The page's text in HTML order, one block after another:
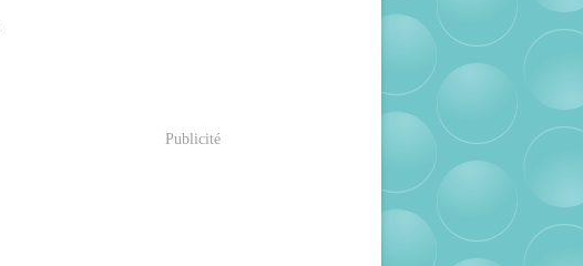
Publicité